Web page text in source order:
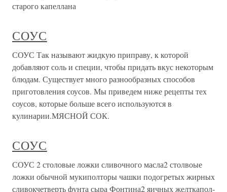
старого капеллана
СОУС
СОУС Так называют жидкую приправу, к которой
добавляют соль и специи, чтобы придать вкус некоторым
блюдам. Существует много разнообразных способов
приготовления соусов. Мы приведем ниже рецепты тех
соусов, которые больше всего используются в
кулинарии.МЯСНОЙ СОК.
СОУС
СОУС 2 столовые ложки сливочного масла2 столвоые
ложки обычной мукиполторы чашки подогретых жирных
сливокчетверть фунта сыра Фонтина2 яичных желткапол-